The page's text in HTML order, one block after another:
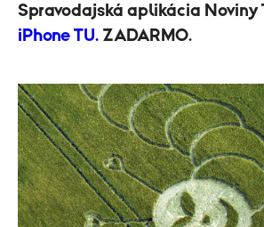
Spravodajská aplikácia Noviny
iPhone TU. ZADARMO.